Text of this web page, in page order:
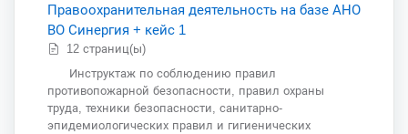
Правоохранительная деятельность на базе АНО
ВО Синергия + кейс 1
12 страниц(ы)
Инструктаж по соблюдению правил
противопожарной безопасности, правил охраны
труда, техники безопасности, санитарно-
эпидемиологических правил и гигиенических